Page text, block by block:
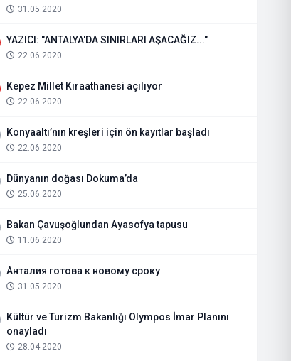
31.05.2020
YAZICI: "ANTALYA'DA SINIRLARI AŞACAĞIZ..."
22.06.2020
Kepez Millet Kıraathanesi açılıyor
22.06.2020
Konyaaltı’nın kreşleri için ön kayıtlar başladı
22.06.2020
Dünyanın doğası Dokuma’da
25.06.2020
Bakan Çavuşoğlundan Ayasofya tapusu
11.06.2020
Анталия готова к новому сроку
31.05.2020
Kültür ve Turizm Bakanlığı Olympos İmar Planını
onayladı
28.04.2020